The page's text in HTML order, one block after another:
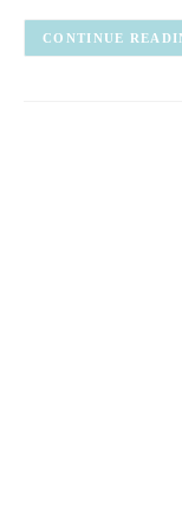
CONTINUE